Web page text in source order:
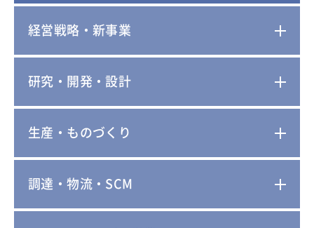
経営戦略・新事業
研究・開発・設計
生産・ものづくり
調達・物流・SCM